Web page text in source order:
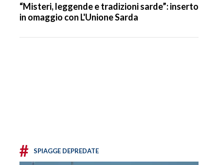
“Misteri, leggende e tradizioni sarde”: inserto
in omaggio con L'Unione Sarda
# SPIAGGE DEPREDATE